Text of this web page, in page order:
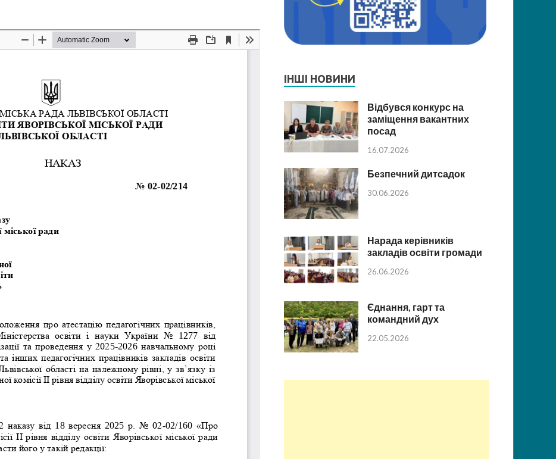
ІНШІ НОВИНИ
Відбувся конкурс на
заміщення вакантних
посад
16.07.2026
Безпечний дитсадок
30.06.2026
Нарада керівників
закладів освіти громади
26.06.2026
Єднання, гарт та
командний дух
22.05.2026